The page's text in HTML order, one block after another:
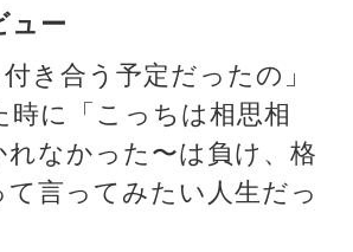
ュー
き合う予定だったの」
時に「こっちは相思相
れなかった〜は負け、格
て言ってみたい人生だっ